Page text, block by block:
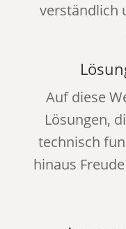
verständlich
Auf diese
Lösungen,
technisch
hinaus